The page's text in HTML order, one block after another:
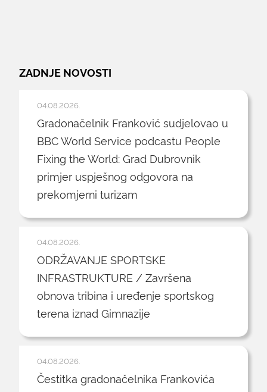
ZADNJE NOVOSTI
04.08.2026.
Gradonačelnik Franković sudjelovao u
BBC World Service podcastu People
Fixing the World: Grad Dubrovnik
primjer uspješnog odgovora na
prekomjerni turizam
04.08.2026.
ODRŽAVANJE SPORTSKE
INFRASTRUKTURE / Završena
obnova tribina i uređenje sportskog
terena iznad Gimnazije
04.08.2026.
Čestitka gradonačelnika Frankovića